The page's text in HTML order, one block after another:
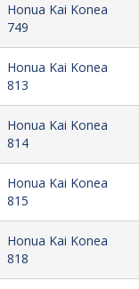
Honua Kai Konea
749
Honua Kai Konea
813
Honua Kai Konea
814
Honua Kai Konea
815
Honua Kai Konea
818